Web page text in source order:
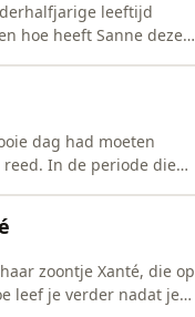
leeftijd
hoe heeft Sanne deze
dag had moeten
In de periode die
zoontje Xanté, die op
leef je verder nadat je